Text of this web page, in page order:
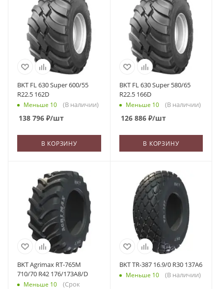
BKT FL 630 Super 600/55
R22.5 162D
Меньше 10 (В наличии)
138 796 ₽/шт
В КОРЗИНУ
BKT FL 630 Super 580/65
R22.5 166D
Меньше 10 (В наличии)
126 886₽/шт
В КОРЗИНУ
BKT Agrimax RT-765M
710/70 R42 176/173A8/D
Меньше 10
(Срок
BKT TR-387 16.9/0 R30 137A6
Меньше 10 (В наличии)